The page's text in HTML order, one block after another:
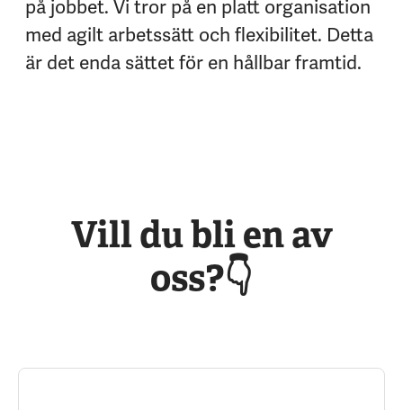
på jobbet. Vi tror på en platt organisation
med agilt arbetssätt och flexibilitet. Detta
är det enda sättet för en hållbar framtid.
Vill du bli en av
oss?👇